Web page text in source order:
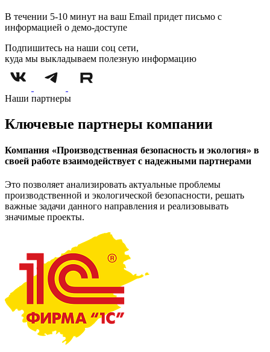
В течении 5-10 минут на ваш Email придет письмо с
информацией о демо-доступе
Подпишитесь на наши соц сети,
куда мы выкладываем полезную информацию
Наши партнеры
Ключевые партнеры компании
Компания «Производственная безопасность и экология» в
своей работе взаимодействует с надежными партнерами
Это позволяет анализировать актуальные проблемы
производственной и экологической безопасности, решать
важные задачи данного направления и реализовывать
значимые проекты.